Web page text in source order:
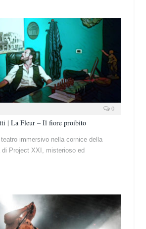
0
| La Fleur – Il fiore proibito
immersivo nella cornice della
di Project XXI, misterioso ed